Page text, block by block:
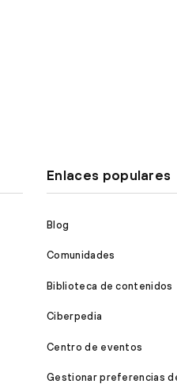
Enlaces populares
Blog
Comunidades
Biblioteca de contenidos
Ciberpedia
Centro de eventos
Gestionar preferencias